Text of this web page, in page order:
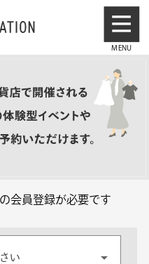
会員登録が必要です
い